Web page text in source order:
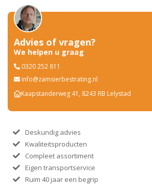
Advies of vragen?
We helpen u graag
0320 252 811
info@zamsierbestrating.nl
Kaapstanderweg 41, 8243 RB Lelystad
Deskundig advies
Kwaliteitsproducten
Compleet assortiment
Eigen transportservice
Ruim 40 jaar een begrip